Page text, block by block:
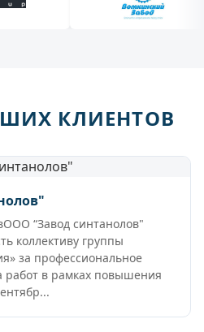
КЛИЕНТОВ
“Завод синтанолов"
коллективу группы
за профессиональное
работ в рамках повышения